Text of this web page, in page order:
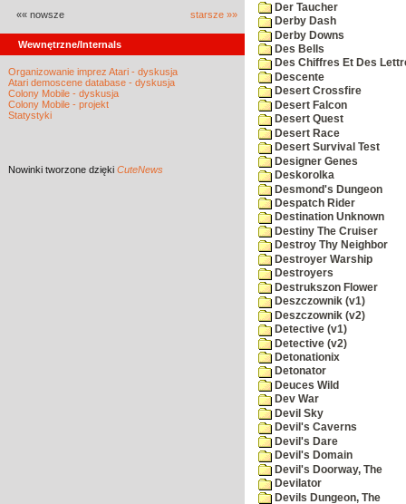
«« nowsze starsze »»
Wewnętrzne/Internals
Organizowanie imprez Atari - dyskusja
Atari demoscene database - dyskusja
Colony Mobile - dyskusja
Colony Mobile - projekt
Statystyki
Nowinki tworzone dzięki CuteNews
Der Taucher
Derby Dash
Derby Downs
Des Bells
Des Chiffres Et Des
Descente
Desert Crossfire
Desert Falcon
Desert Quest
Desert Race
Desert Survival Test
Designer Genes
Deskorolka
Desmond's Dungeon
Despatch Rider
Destination Unknown
Destiny The Cruiser
Destroy Thy Neighbor
Destroyer Warship
Destroyers
Destrukszon Flower
Deszczownik (v1)
Deszczownik (v2)
Detective (v1)
Detective (v2)
Detonationix
Detonator
Deuces Wild
Dev War
Devil Sky
Devil's Caverns
Devil's Dare
Devil's Domain
Devil's Doorway, The
Devilator
Devils Dungeon, The